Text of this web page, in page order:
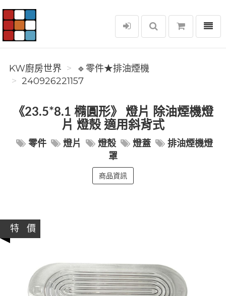
KW廚房世界
選單
KW廚房世界
🔹零件★排油煙機
240926221157
《23.5*8.1 橢圓形》 燈片 除油煙機燈
片 燈殼 適用斜背式
零件 燈片 燈殼 燈蓋
排油煙機燈
罩
商品資訊
特 價